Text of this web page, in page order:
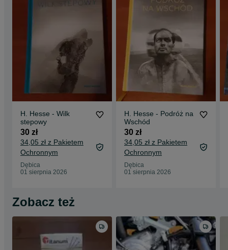
H. Hesse - Wilk
stepowy
30 zł
34,05 zł z Pakietem
Ochronnym
Dębica
01 sierpnia 2026
H. Hesse - Podróż na
Wschód
30 zł
34,05 zł z Pakietem
Ochronnym
Dębica
01 sierpnia 2026
Zobacz też